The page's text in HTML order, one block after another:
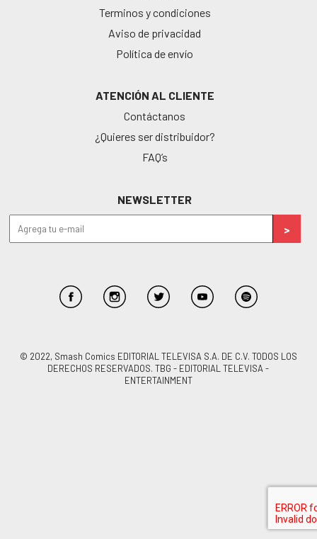
Terminos y condiciones
Aviso de privacidad
Política de envío
ATENCIÓN AL CLIENTE
Contáctanos
¿Quieres ser distribuidor?
FAQ’s
NEWSLETTER
© 2022, Smash Comics EDITORIAL TELEVISA S.A. DE C.V. TODOS LOS
DERECHOS RESERVADOS. TBG - EDITORIAL TELEVISA -
ENTERTAINMENT